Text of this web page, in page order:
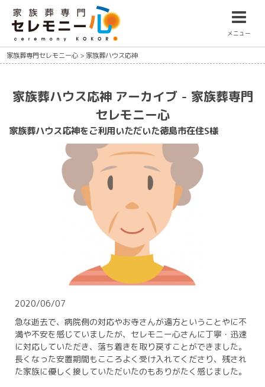
メニュー
家族葬専門セレモニー心 > 家族葬ハウス応神
家族葬ハウス応神 アーカイブ - 家族葬専門
セレモニー心
家族葬ハウス応神をご利用いただいた徳島市在住S様
2020/06/07
急な逝去で、病院側の対応やお寺さんが遠方ということやに不
満や不安を感じていましたが、セレモニー心さんに丁寧・迅速
に対応していただき、落ち着きを取り戻すことができました。
長くなった安置期間もこころよく受け入れてくださり、残され
た家族に優しく接していただいたのもありがたく感じました。